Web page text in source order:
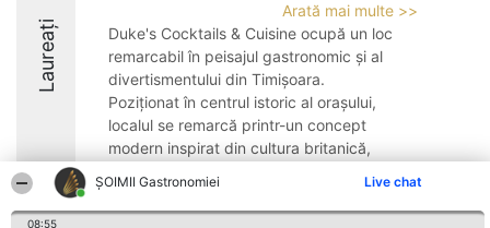
ȘOIMII Gastronomiei Live chat
08:55
Laureați
Arată mai multe >>
Duke's Cocktails & Cuisine ocupă un loc
remarcabil în peisajul gastronomic și al
divertismentului din Timișoara.
Poziționat în centrul istoric al orașului,
localul se remarcă printr-un concept
modern inspirat din cultura britanică,
9.4